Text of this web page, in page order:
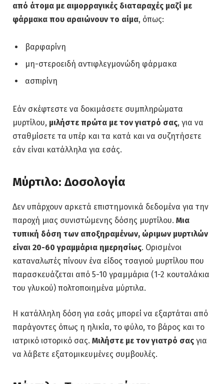
από άτομα με αιμορραγικές διαταραχές μαζί με
φάρμακα που αραιώνουν το αίμα, όπως:
βαρφαρίνη
μη-στεροειδή αντιφλεγμονώδη φάρμακα
ασπιρίνη
Εάν σκέφτεστε να δοκιμάσετε συμπληρώματα
μυρτίλου, μιλήστε πρώτα με τον γιατρό σας, για να
σταθμίσετε τα υπέρ και τα κατά και να συζητήσετε
εάν είναι κατάλληλα για εσάς.
Μύρτιλο: Δοσολογία
Δεν υπάρχουν αρκετά επιστημονικά δεδομένα για την
παροχή μιας συνιστώμενης δόσης μυρτίλου. Μια
τυπική δόση των αποξηραμένων, ώριμων μυρτιλών
είναι 20-60 γραμμάρια ημερησίως. Ορισμένοι
καταναλωτές πίνουν ένα είδος τσαγιού μυρτίλου που
παρασκευάζεται από 5-10 γραμμάρια (1-2 κουταλάκια
του γλυκού) πολτοποιημένα μύρτιλα.
Η κατάλληλη δόση για εσάς μπορεί να εξαρτάται από
παράγοντες όπως η ηλικία, το φύλο, το βάρος και το
ιατρικό ιστορικό σας. Μιλήστε με τον γιατρό σας για
να λάβετε εξατομικευμένες συμβουλές.